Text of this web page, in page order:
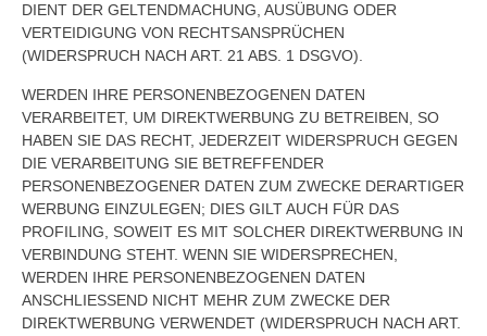
DIENT DER GELTENDMACHUNG, AUSÜBUNG ODER
VERTEIDIGUNG VON RECHTSANSPRÜCHEN
(WIDERSPRUCH NACH ART. 21 ABS. 1 DSGVO).
WERDEN IHRE PERSONENBEZOGENEN DATEN
VERARBEITET, UM DIREKTWERBUNG ZU BETREIBEN, SO
HABEN SIE DAS RECHT, JEDERZEIT WIDERSPRUCH GEGEN
DIE VERARBEITUNG SIE BETREFFENDER
PERSONENBEZOGENER DATEN ZUM ZWECKE DERARTIGER
WERBUNG EINZULEGEN; DIES GILT AUCH FÜR DAS
PROFILING, SOWEIT ES MIT SOLCHER DIREKTWERBUNG IN
VERBINDUNG STEHT. WENN SIE WIDERSPRECHEN,
WERDEN IHRE PERSONENBEZOGENEN DATEN
ANSCHLIESSEND NICHT MEHR ZUM ZWECKE DER
DIREKTWERBUNG VERWENDET (WIDERSPRUCH NACH ART.